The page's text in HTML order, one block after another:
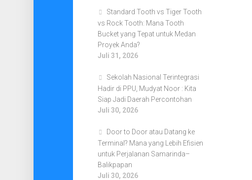
Standard Tooth vs Tiger Tooth
vs Rock Tooth: Mana Tooth
Bucket yang Tepat untuk Medan
Proyek Anda?
Juli 31, 2026
Sekolah Nasional Terintegrasi
Hadir di PPU, Mudyat Noor : Kita
Siap Jadi Daerah Percontohan
Juli 30, 2026
Door to Door atau Datang ke
Terminal? Mana yang Lebih Efisien
untuk Perjalanan Samarinda–
Balikpapan
Juli 30, 2026